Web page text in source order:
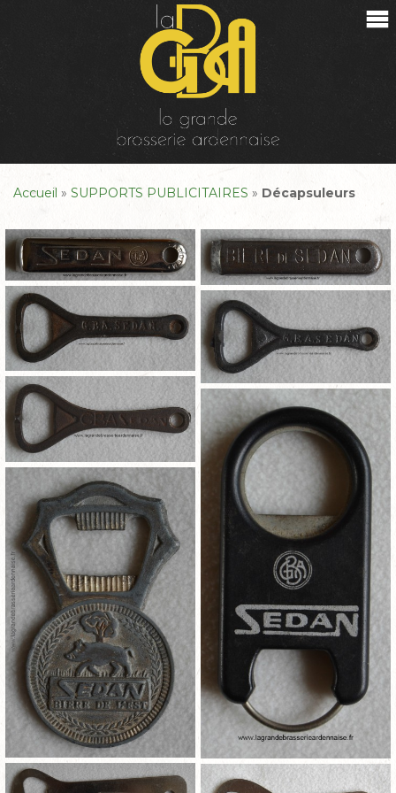
Accueil » SUPPORTS PUBLICITAIRES » Décapsuleurs